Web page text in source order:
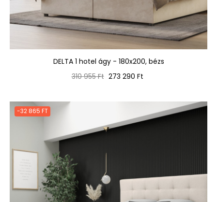
DELTA 1 hotel ágy - 180x200, bézs
Normál
310 955 Ft Ár
273 290 Ft
-32 865 FT